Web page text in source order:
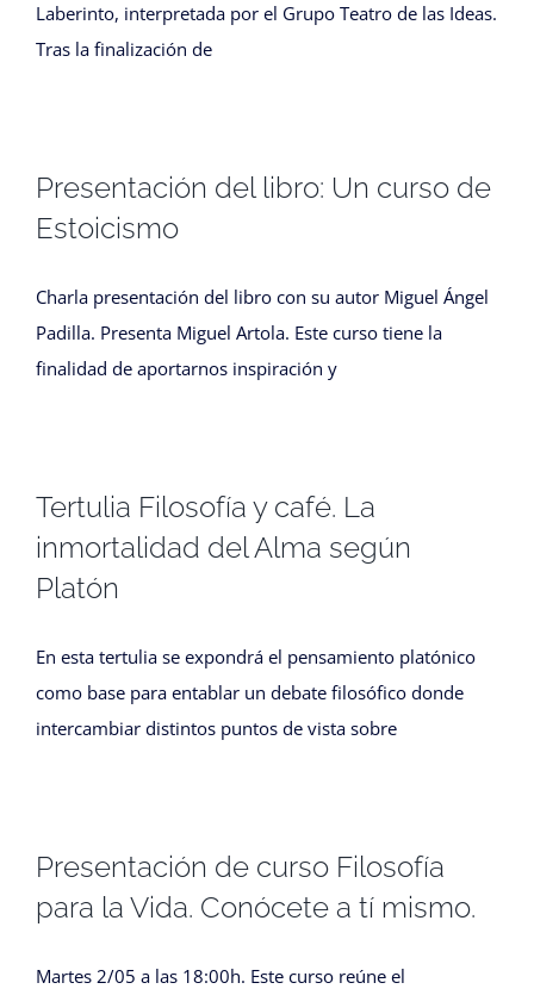
Laberinto, interpretada por el Grupo Teatro de las Ideas.
Tras la finalización de
Presentación del libro: Un curso de
Estoicismo
Charla presentación del libro con su autor Miguel Ángel
Padilla. Presenta Miguel Artola. Este curso tiene la
finalidad de aportarnos inspiración y
Tertulia Filosofía y café. La
inmortalidad del Alma según
Platón
En esta tertulia se expondrá el pensamiento platónico
como base para entablar un debate filosófico donde
intercambiar distintos puntos de vista sobre
Presentación de curso Filosofía
para la Vida. Conócete a tí mismo.
Martes 2/05 a las 18:00h. Este curso reúne el